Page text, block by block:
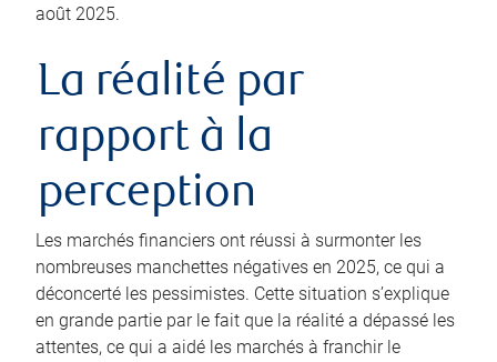
août 2025.
La réalité par
rapport à la
perception
Les marchés financiers ont réussi à surmonter les
nombreuses manchettes négatives en 2025, ce qui a
déconcerté les pessimistes. Cette situation s’explique
en grande partie par le fait que la réalité a dépassé les
attentes, ce qui a aidé les marchés à franchir le